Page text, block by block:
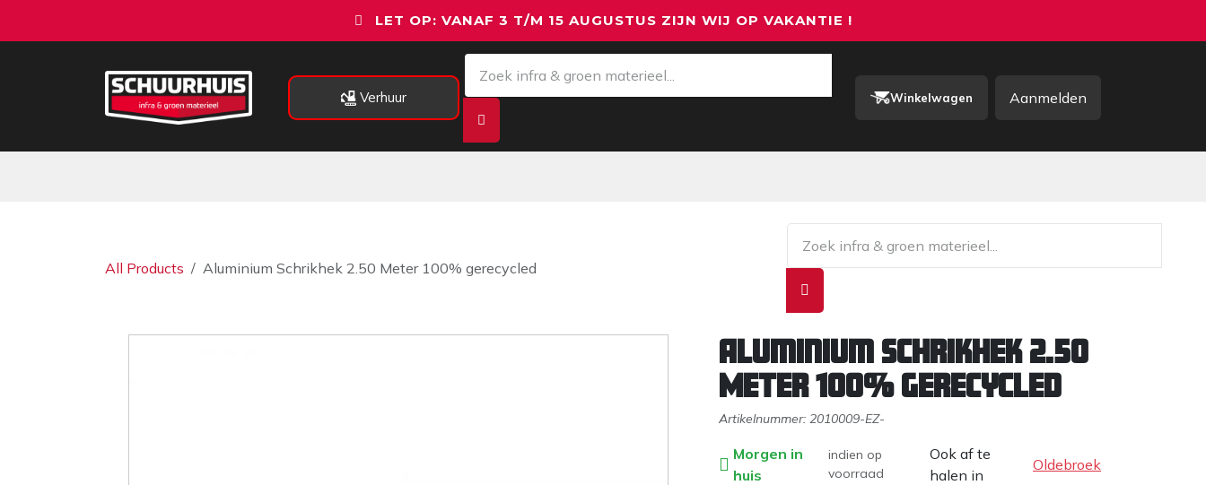
LET OP: VANAF 3 T/M 15 AUGUSTUS ZIJN WIJ OP VAKANTIE !
Verhuur Winkelwagen Aanmelden
All Products Aluminium Schrikhek 2.50 Meter 100% gerecycled
Aluminium Schrikhek 2.50
Meter 100% gerecycled
Artikelnummer: 2010009-EZ-
Morgen in
huis
indien op
voorraad
Ook af te
halen in
Oldebroek